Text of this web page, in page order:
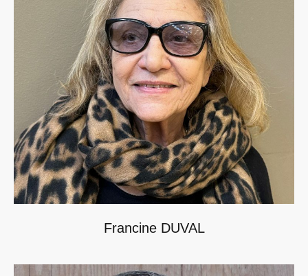
Francine DUVAL